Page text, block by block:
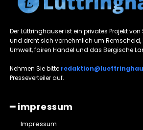
Der Lüttringhauser ist ein privates Projekt
und dreht sich vornehmlich um Remscheid,
Umwelt, fairen Handel und das Bergische
Nehmen Sie bitte
Presseverteiler auf.
━ impressum
Impressum